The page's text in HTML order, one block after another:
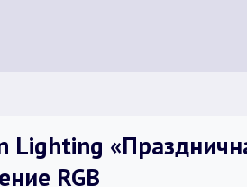
Lighting
RGB